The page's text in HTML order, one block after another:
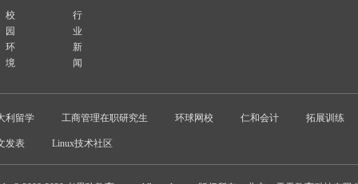
校
园
环
境
行
业
新
闻
利留学 工商管理在职研究生 环球网校 仁和会计 拓展训练
发表 Linux技术社区